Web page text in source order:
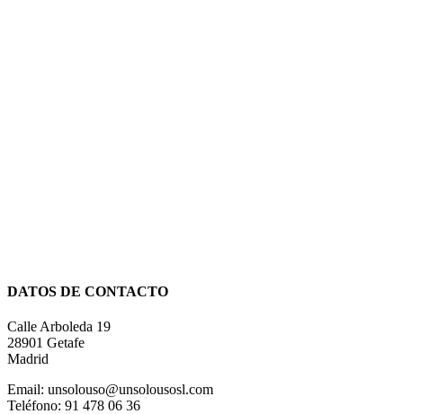
DATOS DE CONTACTO
Calle Arboleda 19
28901 Getafe
Madrid
Email: unsolouso@unsolousosl.com
Teléfono: 91 478 06 36